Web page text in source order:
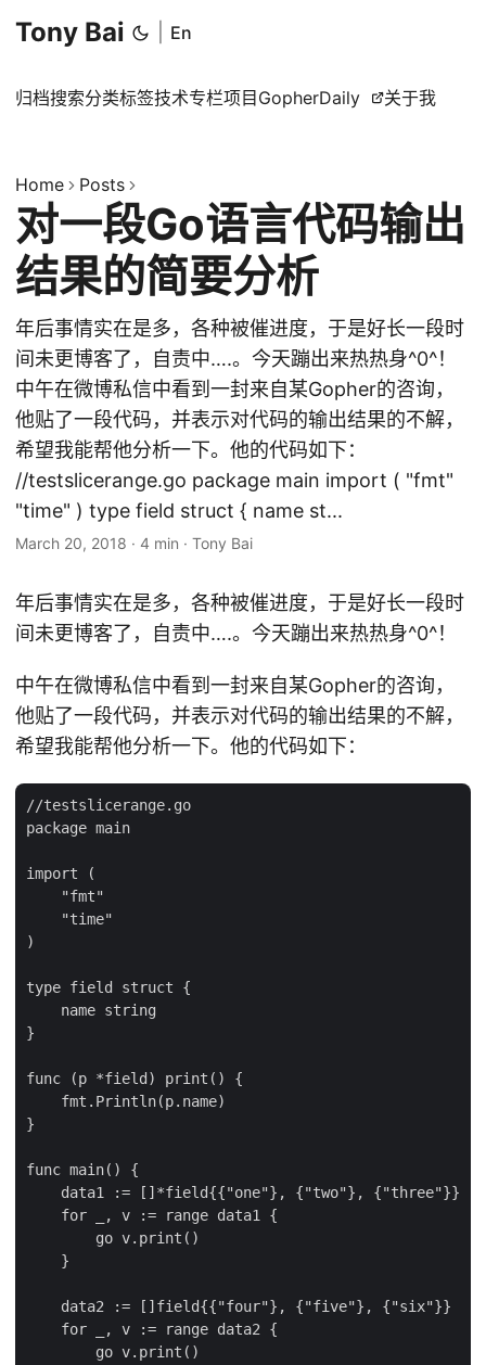
Tony Bai En
归档搜索分类标签技术专栏项目 GopherDaily 关于我
Home Posts
对一段Go语言代码输出
结果的简要分析
年后事情实在是多，各种被催进度，于是好长一段时
间未更博客了，自责中….。今天蹦出来热热身^0^！
中午在微博私信中看到一封来自某Gopher的咨询，
他贴了一段代码，并表示对代码的输出结果的不解，
希望我能帮他分析一下。他的代码如下：
//testslicerange.go package main import ( "fmt"
"time" ) type field struct { name st...
March 20, 2018 · 4 min · Tony Bai
年后事情实在是多，各种被催进度，于是好长一段时
间未更博客了，自责中….。今天蹦出来热热身^0^！
中午在微博私信中看到一封来自某Gopher的咨询，
他贴了一段代码，并表示对代码的输出结果的不解，
希望我能帮他分析一下。他的代码如下：
//testslicerange.go
package main
import (
    "fmt"
    "time"
)
type field struct {
    name string
}
func (p *field) print() {
    fmt.Println(p.name)
}
func main() {
    data1 := []*field{{"one"}, {"two"}, {"three"}}
    for _, v := range data1 {
        go v.print()
    }
    data2 := []field{{"four"}, {"five"}, {"six"}}
    for _, v := range data2 {
        go v.print()